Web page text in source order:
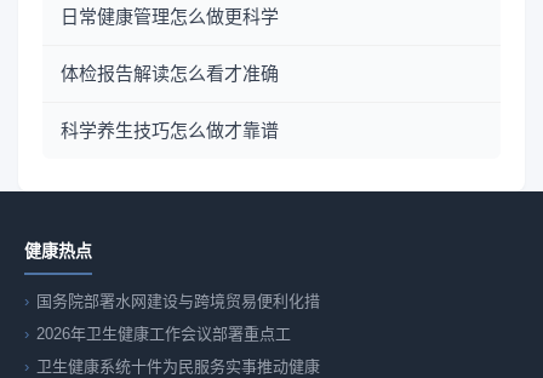
日常健康管理怎么做更科学
体检报告解读怎么看才准确
科学养生技巧怎么做才靠谱
健康热点
国务院部署水网建设与跨境贸易便利化措
2026年卫生健康工作会议部署重点工
卫生健康系统十件为民服务实事推动健康